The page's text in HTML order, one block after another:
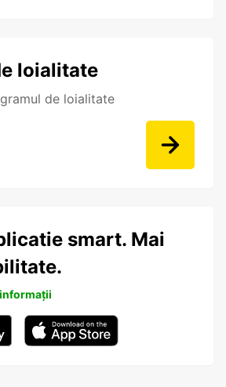
loialitate
de loialitate
smart. Mai